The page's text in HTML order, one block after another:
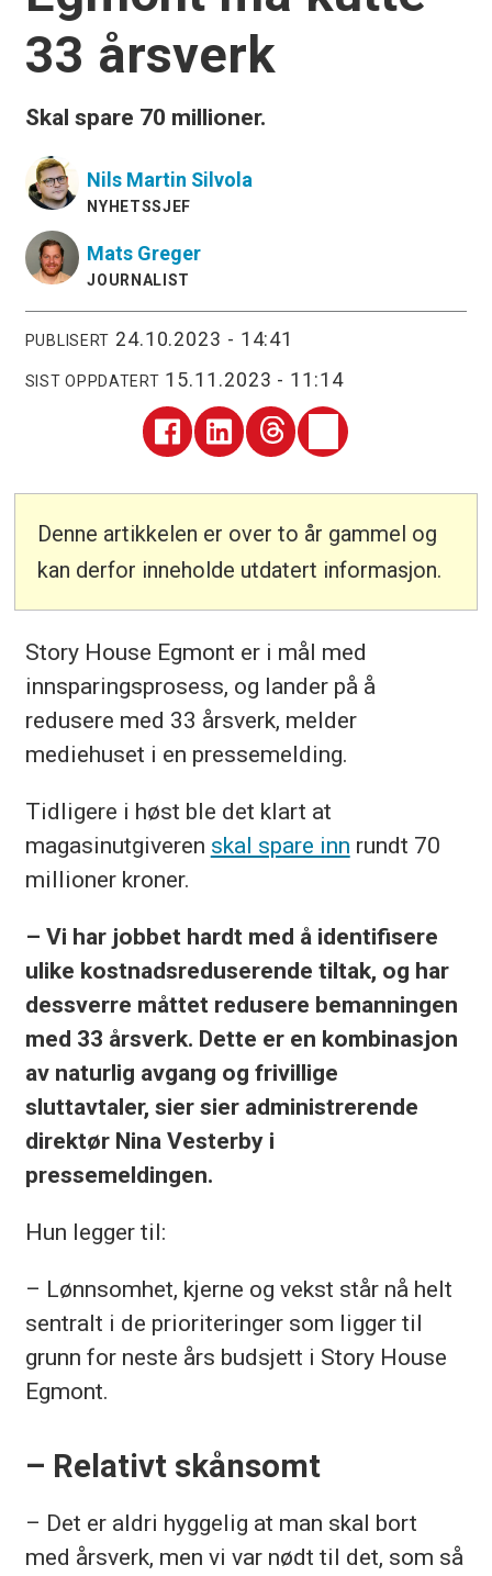
33 årsverk
Skal spare 70 millioner.
Nils Martin Silvola
NYHETSSJEF
Mats Greger
JOURNALIST
PUBLISERT 24.10.2023 - 14:41
SIST OPPDATERT 15.11.2023 - 11:14
Denne artikkelen er over to år gammel og
kan derfor inneholde utdatert informasjon.
Story House Egmont er i mål med
innsparingsprosess, og lander på å
redusere med 33 årsverk, melder
mediehuset i en pressemelding.
Tidligere i høst ble det klart at
magasinutgiveren skal spare inn rundt 70
millioner kroner.
– Vi har jobbet hardt med å identifisere
ulike kostnadsreduserende tiltak, og har
dessverre måttet redusere bemanningen
med 33 årsverk. Dette er en kombinasjon
av naturlig avgang og frivillige
sluttavtaler, sier sier administrerende
direktør Nina Vesterby i
pressemeldingen.
Hun legger til:
– Lønnsomhet, kjerne og vekst står nå helt
sentralt i de prioriteringer som ligger til
grunn for neste års budsjett i Story House
Egmont.
– Relativt skånsomt
– Det er aldri hyggelig at man skal bort
med årsverk, men vi var nødt til det, som så